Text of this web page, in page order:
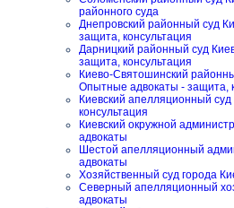
районного суда
Днепровский районный суд
защита, консультация
Дарницкий районный суд
защита, консультация
Киево-Святошинский
Опытные адвокаты - защита,
Киевский апелляционный
консультация
Киевский окружной
адвокаты
Шестой апелляционный
адвокаты
Хозяйственный суд города
Северный апелляционный
адвокаты